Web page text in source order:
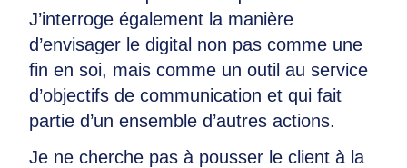
J’interroge également la manière
d’envisager le digital non pas comme une
fin en soi, mais comme un outil au service
d’objectifs de communication et qui fait
partie d’un ensemble d’autres actions.
Je ne cherche pas à pousser le client à la